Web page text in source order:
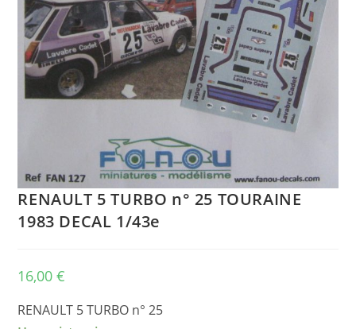
RENAULT 5 TURBO n° 25 TOURAINE
1983 DECAL 1/43e
16,00€
RENAULT 5 TURBO n° 25